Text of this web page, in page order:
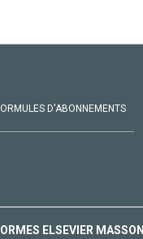
D'ABONNEMENTS
ELSEVIER MASSON